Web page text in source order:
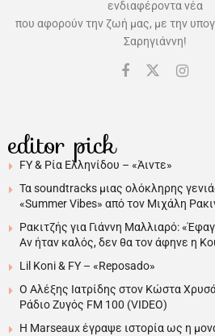
ενδιαφέροντα νέα
που αφορούν την ζωή μας, με την
Σαρηγιάννη!
editor pick
FY & Ρία Ελληνίδου – «Άιντε»
Τα soundtracks μιας ολόκληρης
«Summer Vibes» από τον Μιχάλη
Ρακιτζής για Γιάννη Μαλλιαρό:
Αν ήταν καλός, δεν θα τον άφηνε η
Lil Koni & FY – «Reposado»
Ο Αλέξης Ιατρίδης στον Κώστα
Ράδιο Ζυγός FM 100 (VIDEO)
H Marseaux έγραψε ιστορία ως η